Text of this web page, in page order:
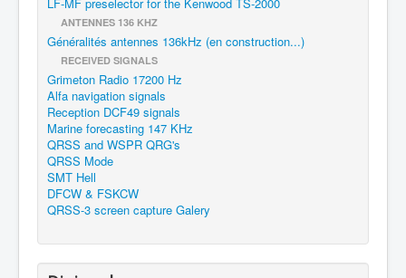
ANTENNES 136 KHZ
Généralités antennes 136kHz (en construction...)
RECEIVED SIGNALS
Grimeton Radio 17200 Hz
Alfa navigation signals
Reception DCF49 signals
Marine forecasting 147 KHz
QRSS and WSPR QRG's
QRSS Mode
SMT Hell
DFCW & FSKCW
QRSS-3 screen capture Galery